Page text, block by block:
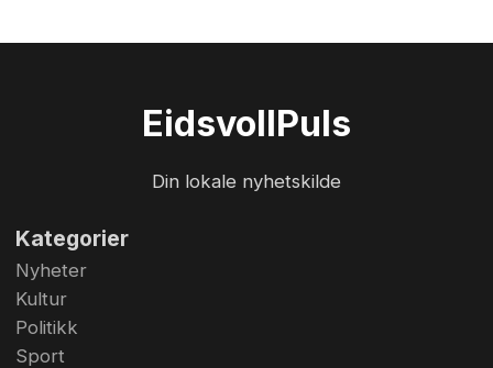
EidsvollPuls
Din lokale nyhetskilde
Kategorier
Nyheter
Kultur
Politikk
Sport